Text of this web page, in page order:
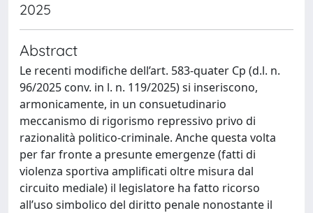
2025
Abstract
Le recenti modifiche dell’art. 583-quater Cp (d.l. n.
96/2025 conv. in l. n. 119/2025) si inseriscono,
armonicamente, in un consuetudinario
meccanismo di rigorismo repressivo privo di
razionalità politico-criminale. Anche questa volta
per far fronte a presunte emergenze (fatti di
violenza sportiva amplificati oltre misura dal
circuito mediale) il legislatore ha fatto ricorso
all’uso simbolico del diritto penale nonostante il